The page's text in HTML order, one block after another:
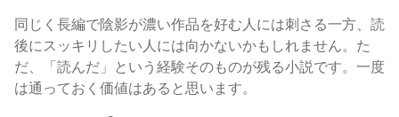
同じく長編で陰影が濃い作品を好む人には刺さる一方、読
後にスッキリしたい人には向かないかもしれません。た
だ、「読んだ」という経験そのものが残る小説です。一度
は通っておく価値はあると思います。